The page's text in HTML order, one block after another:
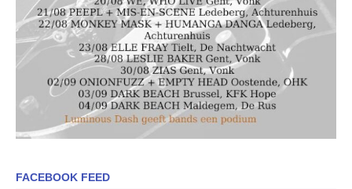
FACEBOOK FEED